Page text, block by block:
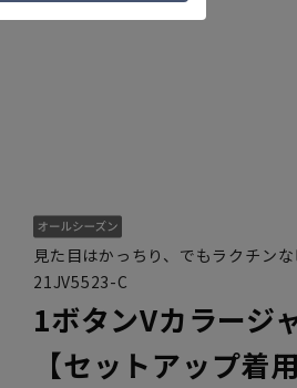
見た目はかっちり、でもラクチン
21JV5523-C
1ボタンVカラージ
【セットアップ着用